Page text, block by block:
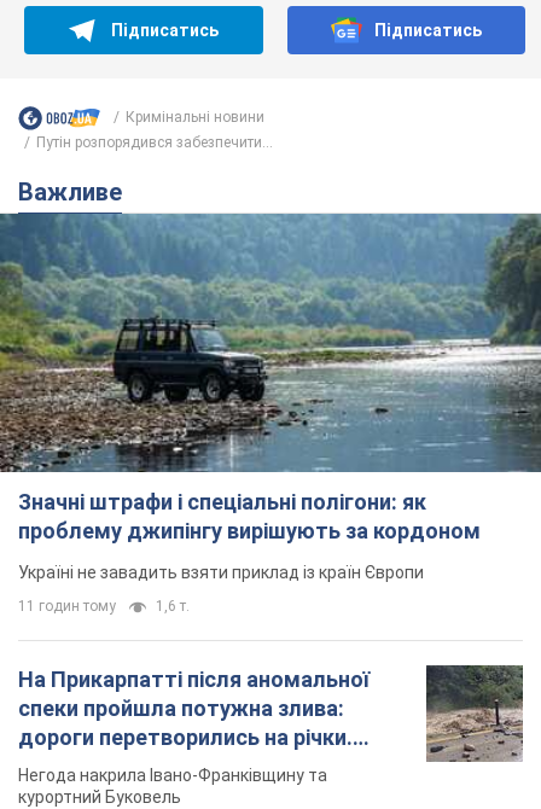
Підписатись Підписатись
Кримінальні новини
Путін розпорядився забезпечити...
Важливе
Значні штрафи і спеціальні полігони: як
проблему джипінгу вирішують за кордоном
Україні не завадить взяти приклад із країн Європи
11 годин тому 1,6 т.
На Прикарпатті після аномальної
спеки пройшла потужна злива:
дороги перетворились на річки.
Відео
Негода накрила Івано-Франківщину та
курортний Буковель